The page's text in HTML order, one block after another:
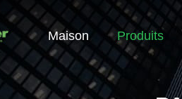
Maison Produits